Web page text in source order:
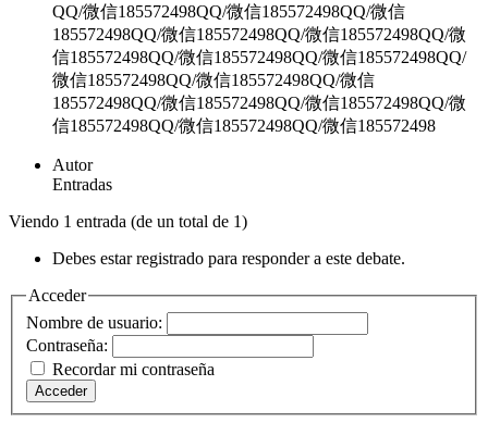
QQ/微信185572498QQ/微信185572498QQ/微信
185572498QQ/微信185572498QQ/微信185572498QQ/微
信185572498QQ/微信185572498QQ/微信185572498QQ/
微信185572498QQ/微信185572498QQ/微信
185572498QQ/微信185572498QQ/微信185572498QQ/微
信185572498QQ/微信185572498QQ/微信185572498
Autor
Entradas
Viendo 1 entrada (de un total de 1)
Debes estar registrado para responder a este debate.
Acceder
Nombre de usuario:
Contraseña:
Recordar mi contraseña
Acceder